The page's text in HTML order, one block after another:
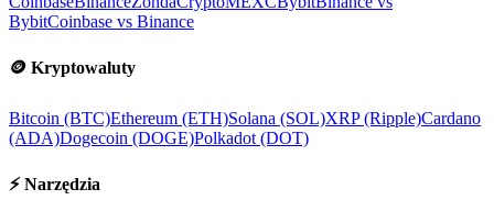
BybitCoinbase vs Binance
🪙 Kryptowaluty
Bitcoin (BTC)Ethereum (ETH)Solana (SOL)XRP (Ripple)Cardano
(ADA)Dogecoin (DOGE)Polkadot (DOT)
⚡ Narzędzia